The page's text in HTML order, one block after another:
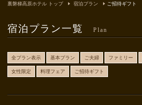
裏磐梯高原ホテル トップ 宿泊プラン ご招待ギフト
宿泊プラン一覧 Plan
全プラン表示 基本プラン ご夫婦 ファミリー
女性限定 料理フェア ご招待ギフト